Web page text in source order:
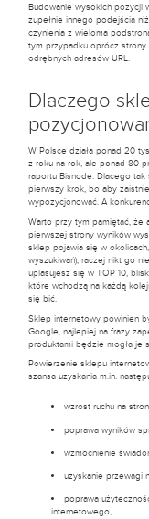
Budowanie wysokich pozycji
zupełnie innego podejścia
czynienia z wieloma
tym przypadku oprócz
odrębnych adresów URL.
Dlaczego
W Polsce działa ponad 20
z roku na rok, ale ponad 80
raportu Bisnode. Dlacego
pierwszy krok, bo aby
wypozycjonować. A
Warto przy tym pamiętać, że
pierwszej strony wyników
sklep pojawia się w
wyszukiwań), raczej nikt go
uplasujesz się w TOP 10,
które wchodzą na każdą
się bić.
Sklep internetowy powinien
Google, najlepiej na frazy
produktami będzie mogła je
Powierzenie sklepu
szansa uzyskania m.in.
wzrost ruchu na
poprawa wyników
wzmocnienie
uzyskanie przewagi
poprawa
internetowego,